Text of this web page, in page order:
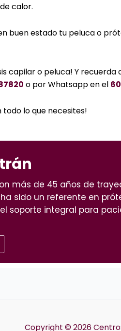
calor.
buen estado tu peluca o
capilar o peluca! Y recuerda
o por Whatsapp en el
lo que necesites!
más de 45 años de
sido un referente en
soporte integral para
Copyright © 2026